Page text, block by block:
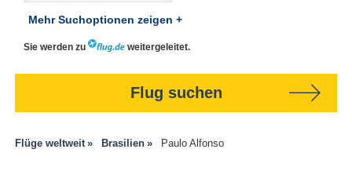
Mehr Suchoptionen zeigen +
Sie werden zu weitergeleitet.
Flug suchen
Flüge weltweit Brasilien Paulo Alfonso